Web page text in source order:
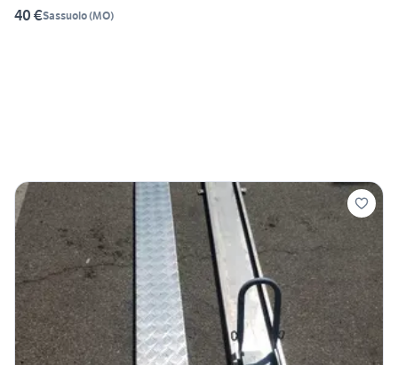
40 €Sassuolo(MO)